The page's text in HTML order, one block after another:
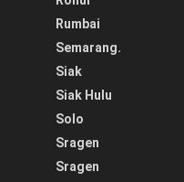
Rumbai
Semarang.
Siak
Siak Hulu
Solo
Sragen
Sragen